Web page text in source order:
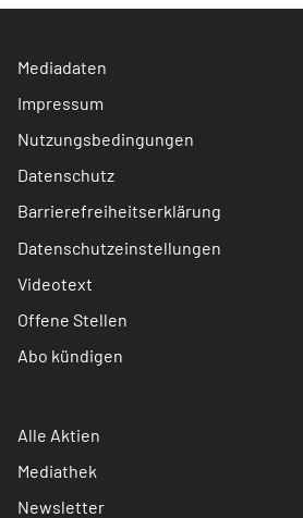
Mediadaten
Impressum
Nutzungsbedingungen
Datenschutz
Barrierefreiheitserklärung
Datenschutzeinstellungen
Videotext
Offene Stellen
Abo kündigen
Alle Aktien
Mediathek
Newsletter